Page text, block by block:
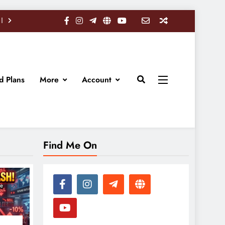
Plans More Account
Find Me On